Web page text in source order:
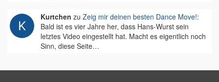
Kurtchen zu Zeig mir deinen besten Dance Move!:
Bald ist es vier Jahre her, dass Hans-Wurst sein
letztes Video eingestellt hat. Macht es eigentlich noch
Sinn, diese Seite…